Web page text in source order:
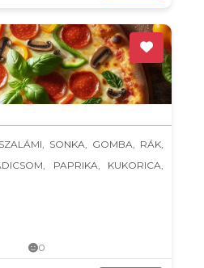
SONKA, GOMBA, RÁK,
PAPRIKA, KUKORICA,
0